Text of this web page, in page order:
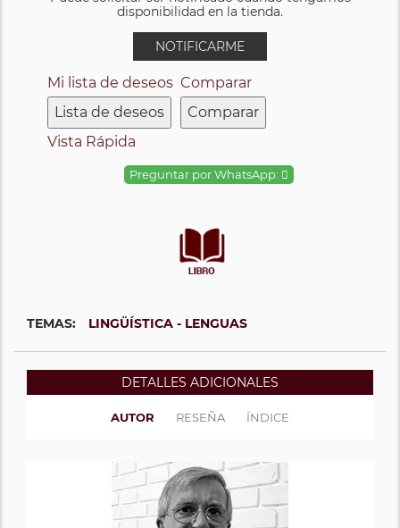
disponibilidad en la tienda.
NOTIFICARME
Mi lista de deseos
Lista de deseos
Comparar
Comparar
Vista Rápida
Preguntar por WhatsApp:
TEMAS: LINGÜÍSTICA - LENGUAS
DETALLES ADICIONALES
AUTOR RESEÑA ÍNDICE